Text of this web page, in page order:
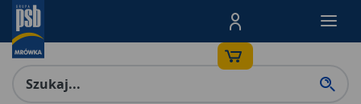
Menu Produktów,